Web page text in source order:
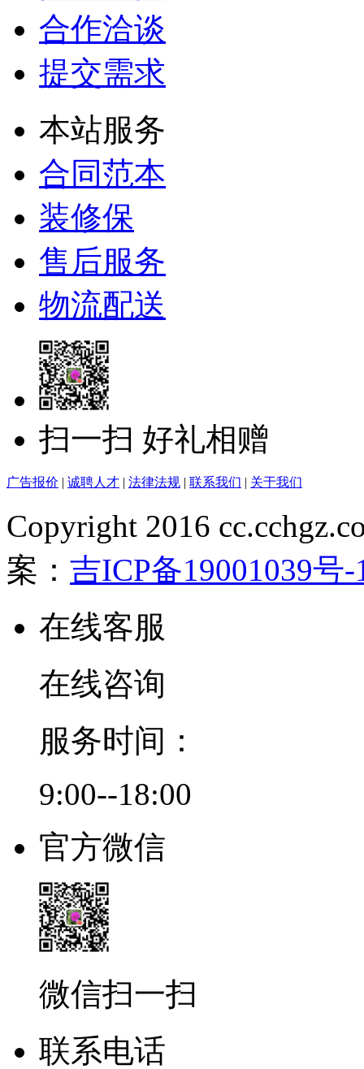
合作洽谈
提交需求
本站服务
合同范本
装修保
售后服务
物流配送
扫一扫 好礼相赠
广告报价 | 诚聘人才 | 法律法规 | 联系我们 | 关于我们
Copyright 2016
案： 吉ICP备19001039号-
在线客服
在线咨询
服务时间：
9:00--18:00
官方微信
微信扫一扫
联系电话